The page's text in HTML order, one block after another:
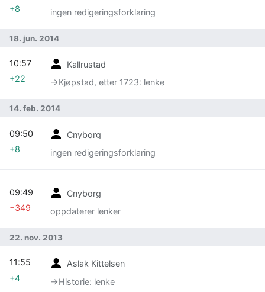
ingen redigeringsforklaring
+8
18. jun. 2014
Kallrustad
→‎Kjøpstad, etter 1723: lenke
10:57
+22
14. feb. 2014
Cnyborg
ingen redigeringsforklaring
09:50
+8
Cnyborg
oppdaterer lenker
09:49
−349
22. nov. 2013
Aslak Kittelsen
→‎Historie: lenke
11:55
+4